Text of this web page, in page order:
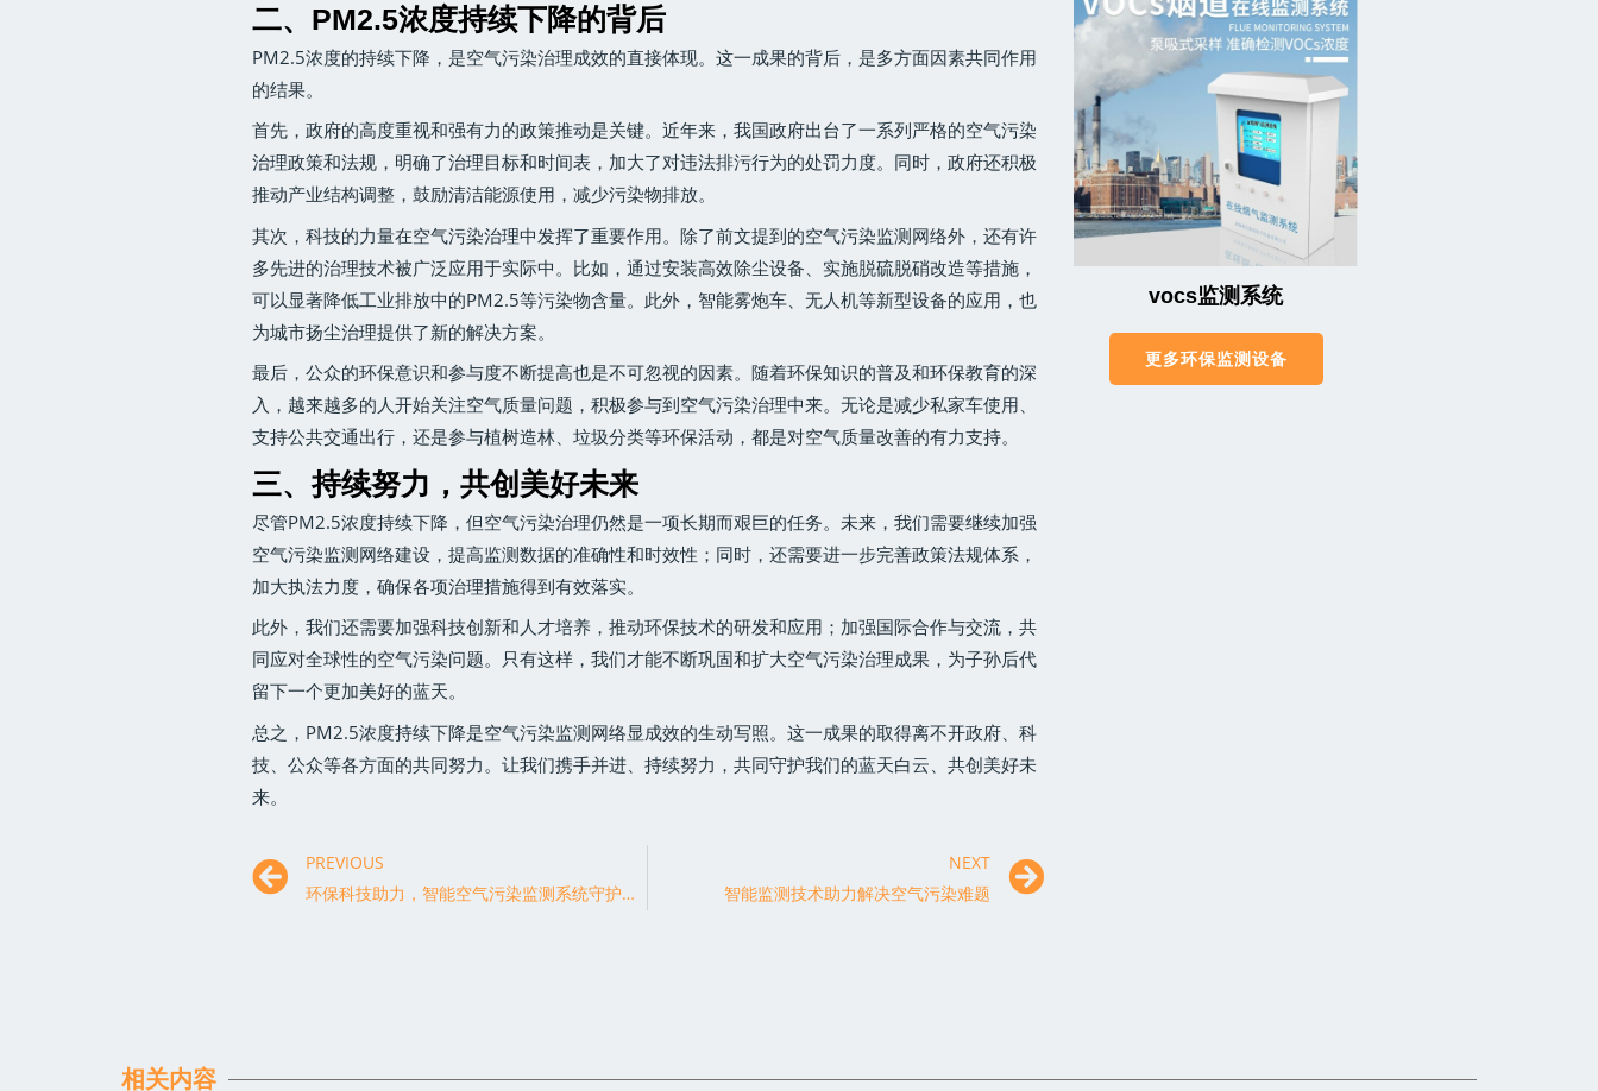
二、PM2.5浓度持续下降的背后
PM2.5浓度的持续下降，是空气污染治理成效的直接体现。这一成果的背后，是多方面因素共同作用
的结果。
首先，政府的高度重视和强有力的政策推动是关键。近年来，我国政府出台了一系列严格的空气污染
治理政策和法规，明确了治理目标和时间表，加大了对违法排污行为的处罚力度。同时，政府还积极
推动产业结构调整，鼓励清洁能源使用，减少污染物排放。
其次，科技的力量在空气污染治理中发挥了重要作用。除了前文提到的空气污染监测网络外，还有许
多先进的治理技术被广泛应用于实际中。比如，通过安装高效除尘设备、实施脱硫脱硝改造等措施，
可以显著降低工业排放中的PM2.5等污染物含量。此外，智能雾炮车、无人机等新型设备的应用，也
为城市扬尘治理提供了新的解决方案。
最后，公众的环保意识和参与度不断提高也是不可忽视的因素。随着环保知识的普及和环保教育的深
入，越来越多的人开始关注空气质量问题，积极参与到空气污染治理中来。无论是减少私家车使用、
支持公共交通出行，还是参与植树造林、垃圾分类等环保活动，都是对空气质量改善的有力支持。
三、持续努力，共创美好未来
尽管PM2.5浓度持续下降，但空气污染治理仍然是一项长期而艰巨的任务。未来，我们需要继续加强
空气污染监测网络建设，提高监测数据的准确性和时效性；同时，还需要进一步完善政策法规体系，
加大执法力度，确保各项治理措施得到有效落实。
此外，我们还需要加强科技创新和人才培养，推动环保技术的研发和应用；加强国际合作与交流，共
同应对全球性的空气污染问题。只有这样，我们才能不断巩固和扩大空气污染治理成果，为子孙后代
留下一个更加美好的蓝天。
总之，PM2.5浓度持续下降是空气污染监测网络显成效的生动写照。这一成果的取得离不开政府、科
技、公众等各方面的共同努力。让我们携手并进、持续努力，共同守护我们的蓝天白云、共创美好未
来。
PREVIOUS
环保科技助力，智能空气污染监测系统守护蓝天白云
NEXT
智能监测技术助力解决空气污染难题
vocs监测系统
更多环保监测设备
相关内容